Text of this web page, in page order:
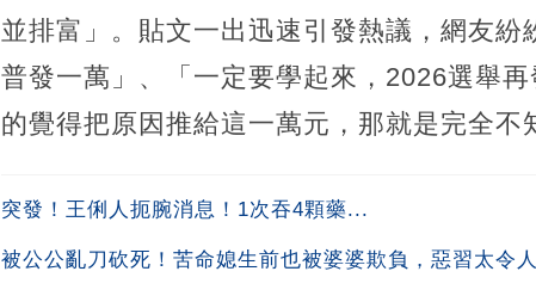
並排富」。貼文一出迅速引發熱議，網友
普發一萬」、「一定要學起來，2026選舉
的覺得把原因推給這一萬元，那就是完全不
突發！王俐人扼腕消息！1次吞4顆藥...
被公公亂刀砍死！苦命媳生前也被婆婆欺負，惡習太令